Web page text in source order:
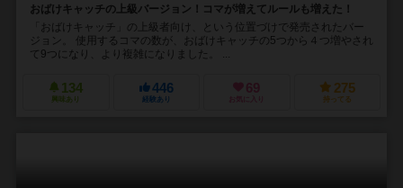
おばけキャッチの上級バージョン！コマが増えてルールも増えた！
「おばけキャッチ」の上級者向け、という位置づけで発売されたバー
ジョン。 使用するコマの数が、おばけキャッチの5つから４つ増やされ
て9つになり、より複雑になりました。 ...
134
興味あり
446
経験あり
69
お気に入り
275
持ってる